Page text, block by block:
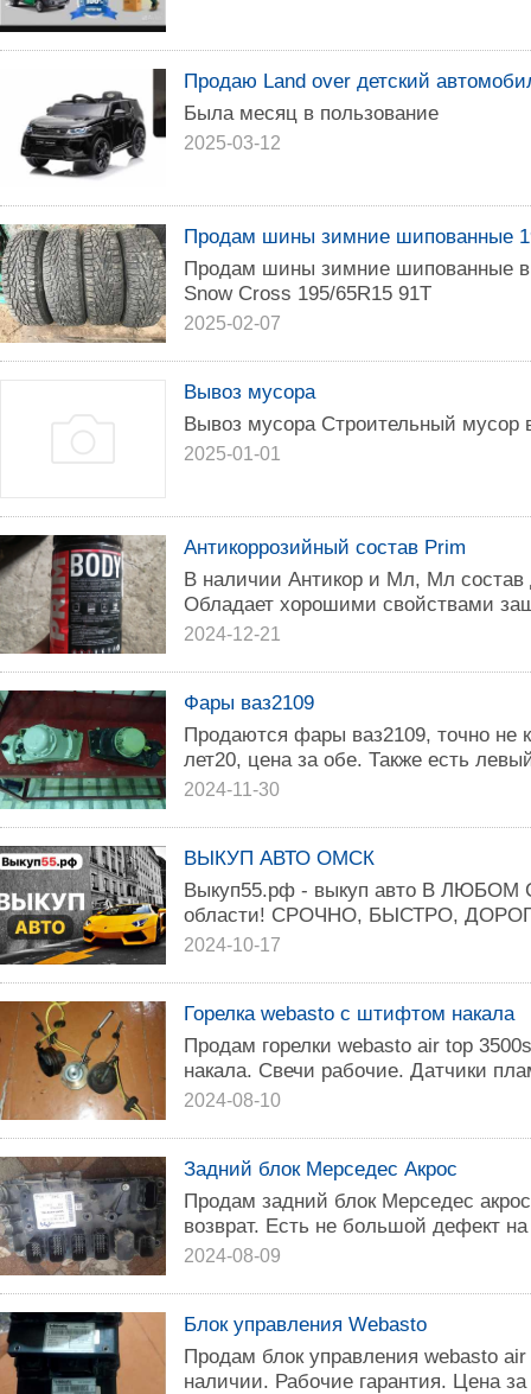
Продаю Land over детский
Была месяц в пользование
2025-03-12
Продам шины зимние шипованные
Продам шины зимние шипованные
Snow Cross 195/65R15 91T
2025-02-07
Вывоз мусора
Вывоз мусора Строительный мусор
2025-01-01
Антикоррозийный состав Prim
В наличии Антикор и Мл, Мл состав
Обладает хорошими свойствами
2024-12-21
Фары ваз2109
Продаются фары ваз2109, точно не
лет20, цена за обе. Также есть
2024-11-30
ВЫКУП АВТО ОМСК
Выкуп55.рф - выкуп авто В
области! СРОЧНО, БЫСТРО,
2024-10-17
Горелка webasto c штифтом накала
Продам горелки webasto air top
накала. Свечи рабочие. Датчики
2024-08-10
Задний блок Мерседес Акрос
Продам задний блок Мерседес
возврат. Есть не большой дефект
2024-08-09
Блок управления Webasto
Продам блок управления webasto
наличии. Рабочие гарантия. Цена за